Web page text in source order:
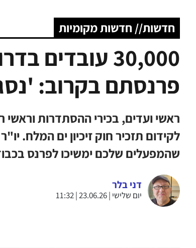
חדשות// חדשות מקומיות
30,000
פרנסתם בקרוב:
ראשי ועדים, בכירי ההסתדרות
לקידום תזכיר חוק זיכיון ים המלח.
שהמפעלים שלכם ימשיכו לפרנס
דני בלר
יום שלישי | 23.06.26 | 11:32